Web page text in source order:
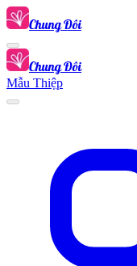
Chung Đôi
Chung Đôi
Mẫu Thiệp